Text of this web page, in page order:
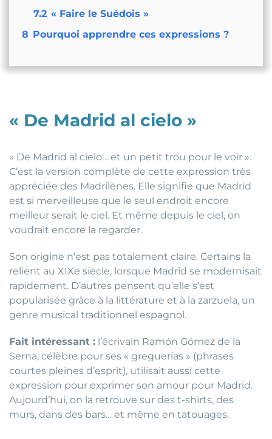
7.2 « Faire le Suédois »
8 Pourquoi apprendre ces expressions ?
« De Madrid al cielo »
« De Madrid al cielo… et un petit trou pour le voir ».
C’est la version complète de cette expression très
appréciée des Madrilènes. Elle signifie que Madrid
est si merveilleuse que le seul endroit encore
meilleur serait le ciel. Et même depuis le ciel, on
voudrait encore la regarder.
Son origine n’est pas totalement claire. Certains la
relient au XIXe siècle, lorsque Madrid se modernisait
rapidement. D’autres pensent qu’elle s’est
popularisée grâce à la littérature et à la zarzuela, un
genre musical traditionnel espagnol.
Fait intéressant : l’écrivain Ramón Gómez de la
Serna, célèbre pour ses « greguerías » (phrases
courtes pleines d’esprit), utilisait aussi cette
expression pour exprimer son amour pour Madrid.
Aujourd’hui, on la retrouve sur des t-shirts, des
murs, dans des bars… et même en tatouages.